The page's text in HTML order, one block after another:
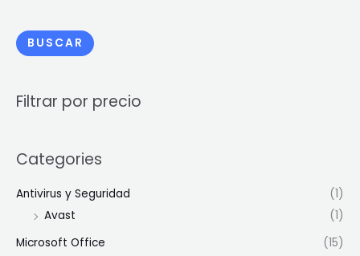
BUSCAR
Filtrar por precio
Categories
Antivirus y Seguridad
(1)
Avast
(1)
Microsoft Office
(15)